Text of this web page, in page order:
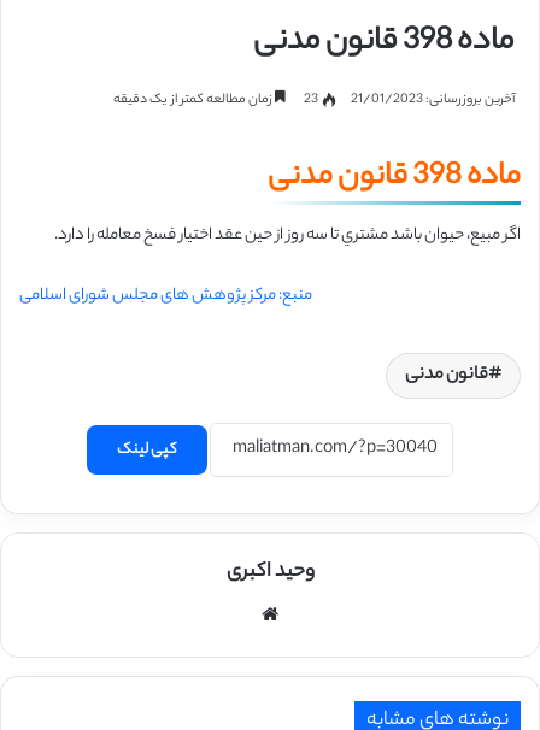
ماده 398 قانون مدنی
آخرین بروزرسانی: 21/01/2023 23 زمان مطالعه کمتر از یک دقیقه
ماده 398 قانون مدنی
اگر مبیع، حیوان باشد مشتري تا سه روز از حین عقد اختیار فسخ معامله را دارد.
منبع: مرکز پژوهش های مجلس شورای اسلامی
قانون مدنی
کپی لینک
وحید اکبری
نوشته های مشابه